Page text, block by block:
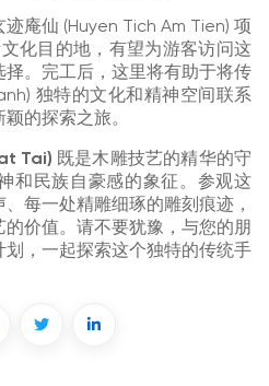
庵仙 (Huyen Tich Am Tien) 项
化目的地，有望为游客访问这
。完工后，这里将有助于将传
独特的文化和精神空间联系
的探索之旅。
Tai) 既是木雕技艺的精华的守
和民族自豪感的象征。参观这
每一处精雕细琢的雕刻痕迹，
价值。请不要犹豫，与您的朋
，一起探索这个独特的传统手